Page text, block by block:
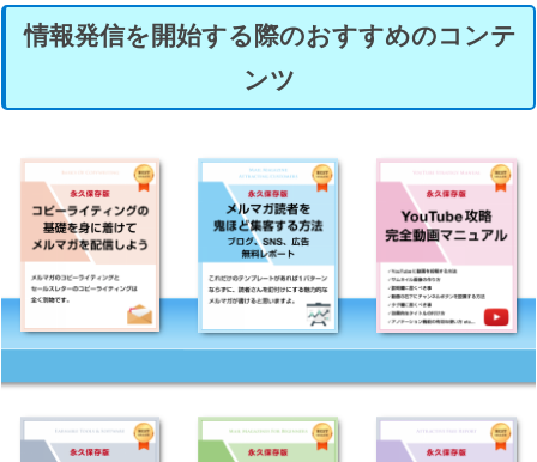
情報発信を開始する際のおすすめのコンテ
ンツ